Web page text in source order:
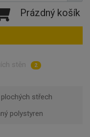
Prázdný košík
stěn 2
střech
polystyren